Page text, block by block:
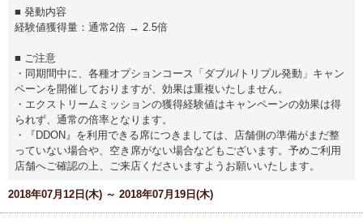
■ 発動内容
経験値獲得量：通常2倍 → 2.5倍
■ ご注意
・同期間中に、各種オプションコース「ダブル/トリプル発動」キャン
ペーンを開催しておりますが、効果は重複いたしません。
・エクストリームミッションの獲得経験値はキャンペーンの効果は得
られず、通常の倍率となります。
・『DDON』を利用できる席につきましては、店舗側の準備がまだ整
っていない場合や、空き席がない場合などもございます。予めご利用
店舗へご確認の上、ご来店くださいますようお願いいたします。
2018年07月12日(木) ～ 2018年07月19日(木)